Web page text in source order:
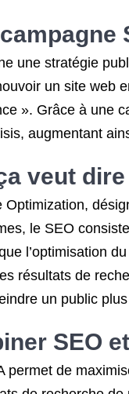
une stratégie
un site web
». Grâce à une
augmentant
veut
le SEO
l’optimisation
résultats de
un public
SEO
permet de